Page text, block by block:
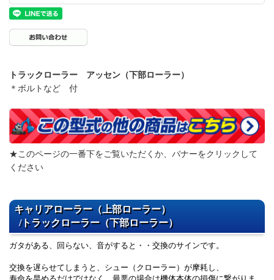
トラックローラー アッセン（下部ローラー）
＊ボルトなど 付
★このページの一番下をご覧いただくか、バナーをクリックして
ください
キャリアローラー（上部ローラー）
/トラックローラー（下部ローラー）
ガタがある、回らない、音がすると・・交換のサインです。
交換を遅らせてしまうと、シュー（クローラー）が摩耗し、